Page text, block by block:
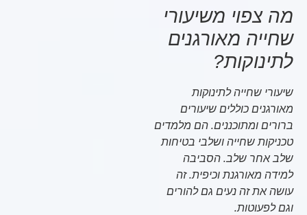
מה צפוי משיעורי
שחייה מאורגנים
לתינוקות?
שיעורי שחייה לתינוקות
מאורגנים כוללים שיעורים
ברורים ומתוכננים. הם מלמדים
טכניקות שחייה ושלבי בטיחות
שלב אחר שלב. הסביבה
למידה מאורגנת וכיפית. זה
עושה את זה נעים גם להורים
וגם לפעוטות.